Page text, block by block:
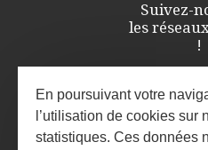
Suivez-
les
!
En poursuivant votre
l’utilisation de cookies sur
statistiques. Ces données